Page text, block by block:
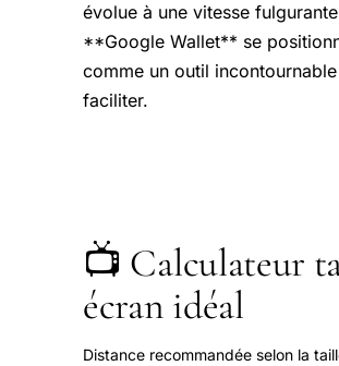
évolue à une vitesse
**Google Wallet** se
comme un outil
faciliter.
📺 Calculateur
écran idéal
Distance recommandée selon la